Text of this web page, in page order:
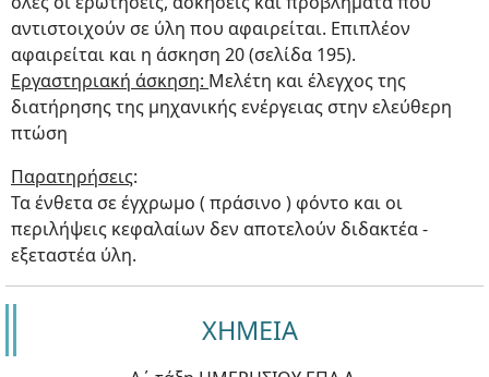
αντιστοιχούν σε ύλη που αφαιρείται. Επιπλέον
αφαιρείται και η άσκηση 20 (σελίδα 195).
Εργαστηριακή άσκηση: Μελέτη και έλεγχος της
διατήρησης της μηχανικής ενέργειας στην ελεύθερη
πτώση
Παρατηρήσεις:
Τα ένθετα σε έγχρωμο ( πράσινο ) φόντο και οι
περιλήψεις κεφαλαίων δεν αποτελούν διδακτέα -
εξεταστέα ύλη.
ΧΗΜΕΙΑ